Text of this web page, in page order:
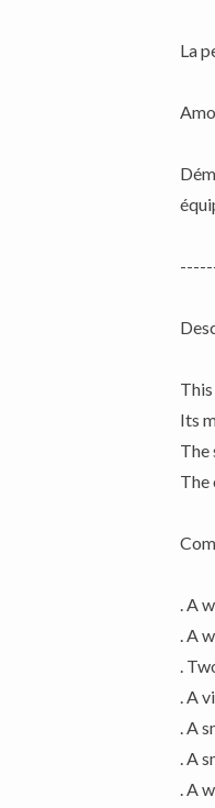
La
Its
The
The
. A
. A
.
. A
. A
. A
. A